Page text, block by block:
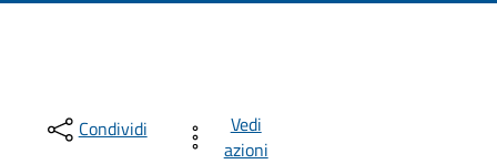
Condividi
Vedi
azioni